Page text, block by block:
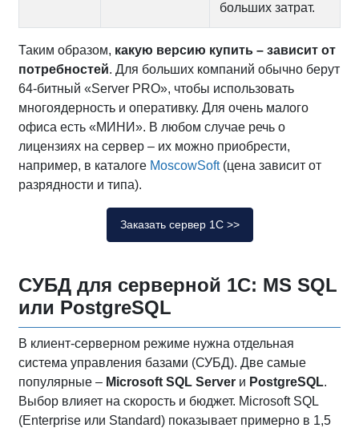
больших затрат.
Таким образом, какую версию купить – зависит от
потребностей. Для больших компаний обычно берут
64‑битный «Server PRO», чтобы использовать
многоядерность и оперативку. Для очень малого
офиса есть «МИНИ». В любом случае речь о
лицензиях на сервер – их можно приобрести,
например, в каталоге MoscowSoft(цена зависит от
разрядности и типа).
Заказать сервер 1С >>
СУБД для серверной 1С: MS SQL
или PostgreSQL
В клиент‑серверном режиме нужна отдельная
система управления базами (СУБД). Две самые
популярные – Microsoft SQL Server и PostgreSQL.
Выбор влияет на скорость и бюджет. Microsoft SQL
(Enterprise или Standard) показывает примерно в 1,5